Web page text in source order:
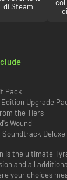
di Steam
Pack
Upgrade
the Tiers
Wound
Deluxe
is the ultimate
and all
your choices